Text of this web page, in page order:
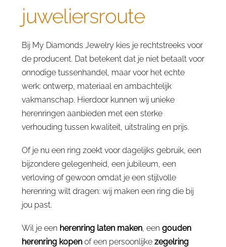
juweliersroute
Bij My Diamonds Jewelry kies je rechtstreeks voor
de producent. Dat betekent dat je niet betaalt voor
onnodige tussenhandel, maar voor het echte
werk: ontwerp, materiaal en ambachtelijk
vakmanschap. Hierdoor kunnen wij unieke
herenringen aanbieden met een sterke
verhouding tussen kwaliteit, uitstraling en prijs.
Of je nu een ring zoekt voor dagelijks gebruik, een
bijzondere gelegenheid, een jubileum, een
verloving of gewoon omdat je een stijlvolle
herenring wilt dragen: wij maken een ring die bij
jou past.
Wil je een herenring laten maken, een gouden
herenring kopenof een persoonlijke zegelring